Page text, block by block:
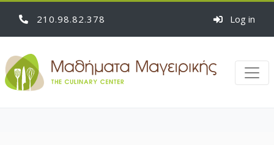
210 98 82 378 Log in